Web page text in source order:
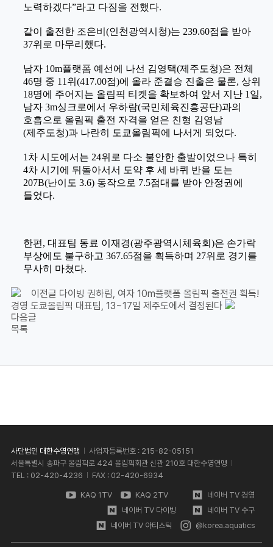
노력하겠다”라고 다짐을 전했다.
같이 출전한 조은비 (인천광역시청)는 239.60점을 받아
37위로 마무리했다.
남자 10m플랫폼 예선에 나선 김영택(제주도청)은 전체
46명 중 11 위 (417.00점)에 올라 준결승 진출은 물론, 상위
18명에 주어지는 올림픽 티켓을 확보하여 앞서 지난 1 일,
남자 3m싱크로에서 우하람(국민체육진흥공단)과의
호흡으로 올림픽 출전 자격을 얻은 친형 김영남
(제주도청)과 나란히 도쿄올림픽에 나서게 되었다.
1 차 시도에서는 24위로 다소 불안한 출발이었으나 특히
4차 시기에 뒤돌아서서 도약 후 세 바퀴 반을 도는
207B(난이도 3.6) 동작으로 7.5점대를 받아 안정권에
들었다.
한편 , 대표팀 동료 이재경(광주광역시체육회 )은 손가락
부상에도 불구하고 367.65점을 획득하며 27위로 경기를
무사히 마쳤다.
이전글 다이빙 권하림, 여자 10m플랫폼 올림픽 출전권 획득!
경영 도쿄올림픽 대표팀, 13~17일 제주도에서 결정된다
다음글
목록
사단법인 대한수영연맹
사업자등록번호 : 215-82-05151
서울특별시 송파구 올림픽로 424 올림픽회관 신관 210호 대한수영연맹
TEL : 02-420-4236
FAX : 02-420-6934
KAQ 1TV KAQ 2TV
네이버 TV 경영
네이버 TV 다이빙
네이버 TV 수구
네이버 TV 아티스틱
@korea.aquatics